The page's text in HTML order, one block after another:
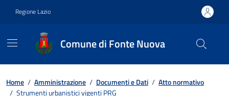
Regione Lazio
Comune di Fonte Nuova
Contenuti in evidenza
Home / Amministrazione / Documenti e Dati / Atto normativo
/ Strumenti urbanistici vigenti PRG